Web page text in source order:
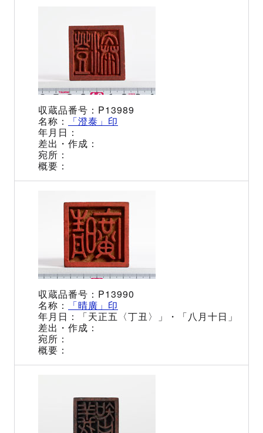
P13989
「澄泰」印
P13990
「晴廣」印
「天正五〈丁丑〉」・「八月十日」